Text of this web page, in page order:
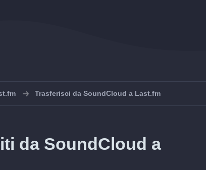
Trasferisci da SoundCloud a Last.fm
da SoundCloud a